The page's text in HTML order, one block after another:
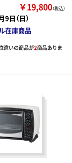
￥19,800（税込）
9日（日）
在庫商品
違いの商品が2商品ありま